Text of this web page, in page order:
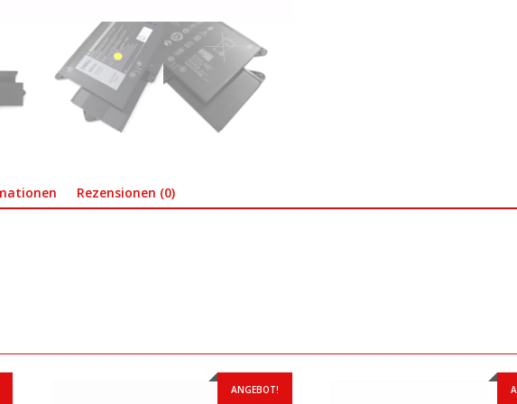
Rezensionen (0)
ANGEBOT!